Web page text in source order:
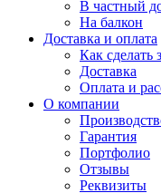
В частный
На балкон
Доставка и оплата
Как сделать
Доставка
Оплата и
О компании
Гарантия
Портфолио
Отзывы
Реквизиты